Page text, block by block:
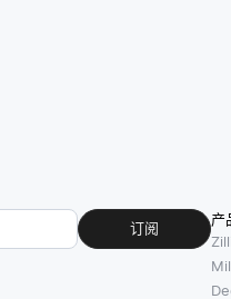
订阅
产